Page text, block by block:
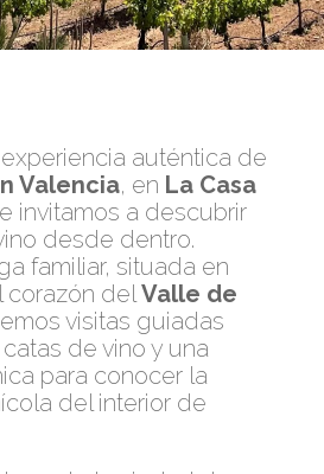
auténtica de
Valencia, en La Casa
invitamos a descubrir
desde dentro.
familiar, situada en
corazón delValle de
visitas guiadas
de vino y una
para conocer la
del interior de